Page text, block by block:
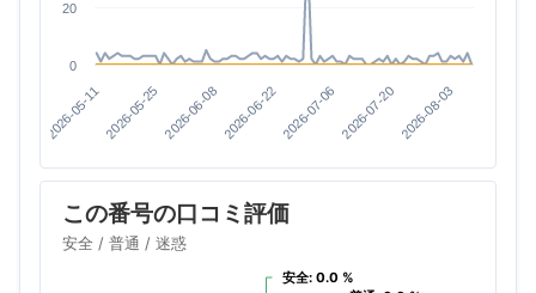
2026-05-11 2026-05-25 2026-06-08 2026-06-22 2026-07-06 2026-07-20 2026-08-03
0
20
この番号の口コミ評価
安全 / 普通 / 迷惑
安全: 0.0 %
安全: 0.0 %